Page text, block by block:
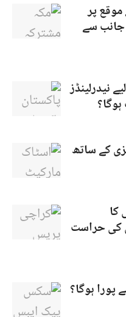
پر
جانب سے
نیدرلینڈز
کے ساتھ
کا
کی حراست
ہوگا؟